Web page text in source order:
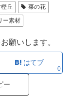
丘
菜の花
ー素材
願いします。
はてブ
0
ー